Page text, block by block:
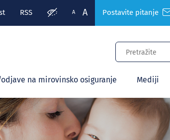
RSS A A Postavite pitanje
na mirovinsko osiguranje Mediji